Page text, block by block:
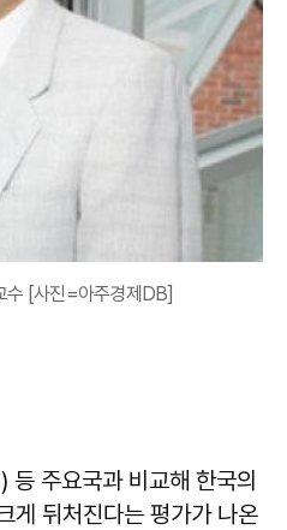
수 [사진=아주경제DB]
주요국과 비교해 한국의
게 뒤처진다는 평가가 나온